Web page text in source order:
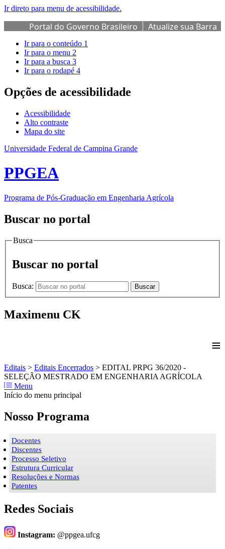
Ir direto para menu de acessibilidade.
Portal do Governo Brasileiro
Atualize sua Barra
de Governo
Ir para o conteúdo 1
Ir para o menu 2
Ir para a busca 3
Ir para o rodapé 4
Opções de acessibilidade
Acessibilidade
Alto contraste
Mapa do site
Universidade Federal de Campina Grande
PPGEA
Programa de Pós-Graduação em Engenharia Agrícola
Buscar no portal
Busca
Buscar no portal
Busca: Buscar
Maximenu CK
≡
Editais > Editais Encerrados > EDITAL PRPG 36/2020 -
SELEÇÃO MESTRADO EM ENGENHARIA AGRÍCOLA
Menu
Início do menu principal
Nosso Programa
Docentes
Discentes
Processo Seletivo
Estrutura Curricular
Resoluções e Normas
Patentes
Redes Sociais
Instagram: @ppgea.ufcg